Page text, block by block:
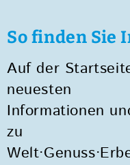
So finden Sie
Auf der
neuesten
Informationen
zu